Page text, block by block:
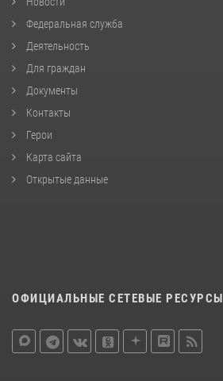
Федеральная служба
Деятельность
Для граждан
Документы
Контакты
Герои
Карта сайта
Открытые данные
ОФИЦИАЛЬНЫЕ СЕТЕВЫЕ РЕСУРСЫ